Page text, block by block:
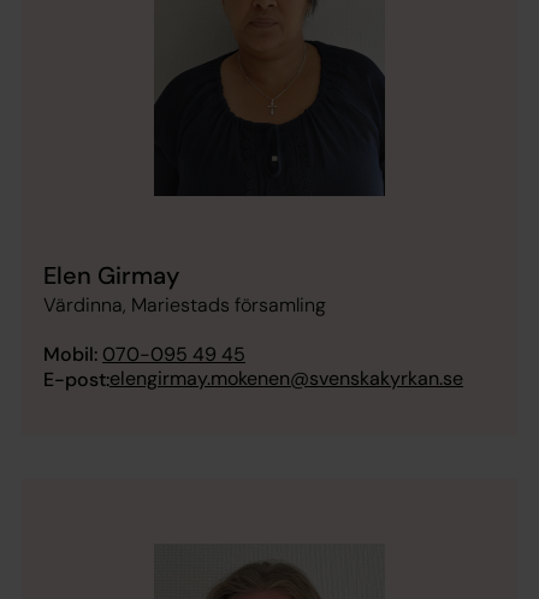
Elen Girmay
Värdinna, Mariestads församling
Mobil: 070-095 49 45
E-post:elengirmay.mokenen@svenskakyrkan.se